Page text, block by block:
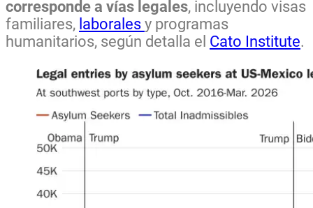
corresponde a vías legales, incluyendo visas
familiares, laborales y programas
humanitarios, según detalla el Cato Institute.